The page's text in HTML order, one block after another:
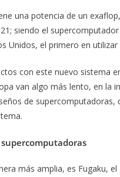
una potencia de un
siendo el
Unidos, el primero en
con este nuevo sistema
van algo más lento, en
de
más amplia, es Fugaku,